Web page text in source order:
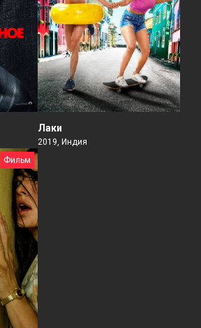
Лаки
2019, Индия
Фильм